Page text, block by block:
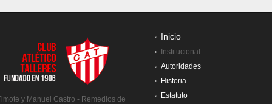
y Manuel Castro - Remedios de
Inicio
Institucional
Autoridades
Historia
Estatuto